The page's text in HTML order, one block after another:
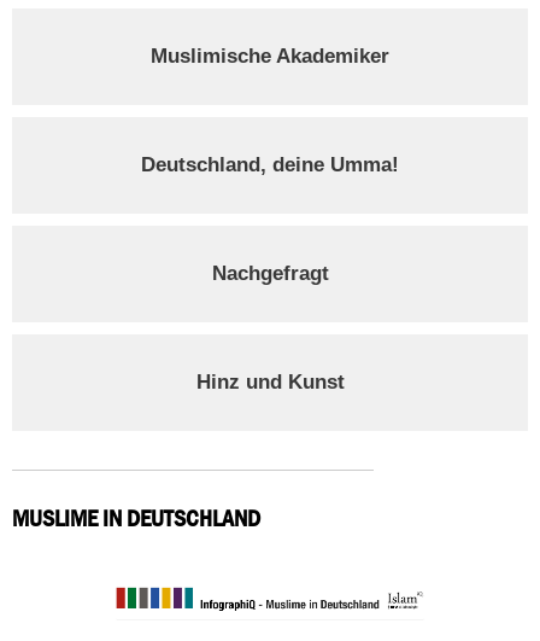
Muslimische Akademiker
Deutschland, deine Umma!
Nachgefragt
Hinz und Kunst
MUSLIME IN DEUTSCHLAND